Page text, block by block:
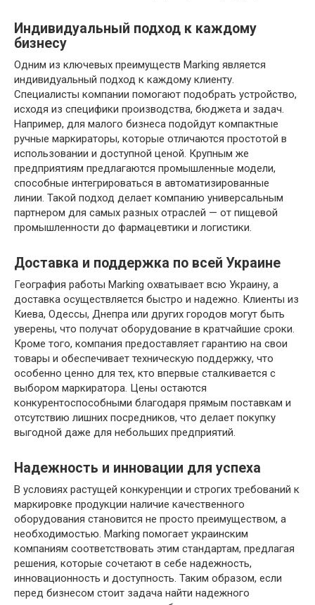
Индивидуальный подход к каждому
бизнесу
Одним из ключевых преимуществ Marking является
индивидуальный подход к каждому клиенту.
Специалисты компании помогают подобрать устройство,
исходя из специфики производства, бюджета и задач.
Например, для малого бизнеса подойдут компактные
ручные маркираторы, которые отличаются простотой в
использовании и доступной ценой. Крупным же
предприятиям предлагаются промышленные модели,
способные интегрироваться в автоматизированные
линии. Такой подход делает компанию универсальным
партнером для самых разных отраслей — от пищевой
промышленности до фармацевтики и логистики.
Доставка и поддержка по всей Украине
География работы Marking охватывает всю Украину, а
доставка осуществляется быстро и надежно. Клиенты из
Киева, Одессы, Днепра или других городов могут быть
уверены, что получат оборудование в кратчайшие сроки.
Кроме того, компания предоставляет гарантию на свои
товары и обеспечивает техническую поддержку, что
особенно ценно для тех, кто впервые сталкивается с
выбором маркиратора. Цены остаются
конкурентоспособными благодаря прямым поставкам и
отсутствию лишних посредников, что делает покупку
выгодной даже для небольших предприятий.
Надежность и инновации для успеха
В условиях растущей конкуренции и строгих требований к
маркировке продукции наличие качественного
оборудования становится не просто преимуществом, а
необходимостью. Marking помогает украинским
компаниям соответствовать этим стандартам, предлагая
решения, которые сочетают в себе надежность,
инновационность и доступность. Таким образом, если
перед бизнесом стоит задача найти надежного